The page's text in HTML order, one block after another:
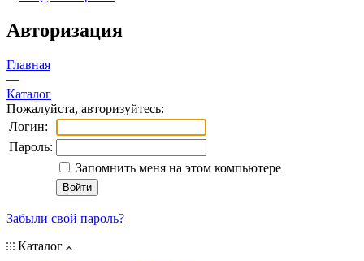
Авторизация
Главная
—
Каталог
Пожалуйста, авторизуйтесь:
Логин:
Пароль:
Запомнить меня на этом компьютере
Забыли свой пароль?
Каталог